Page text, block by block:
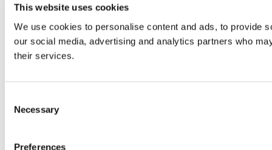
This website uses cookies
We use cookies to personalise content and ads, to provide
our social media, advertising and analytics partners who
their services.
Selection
Necessary
Preferences